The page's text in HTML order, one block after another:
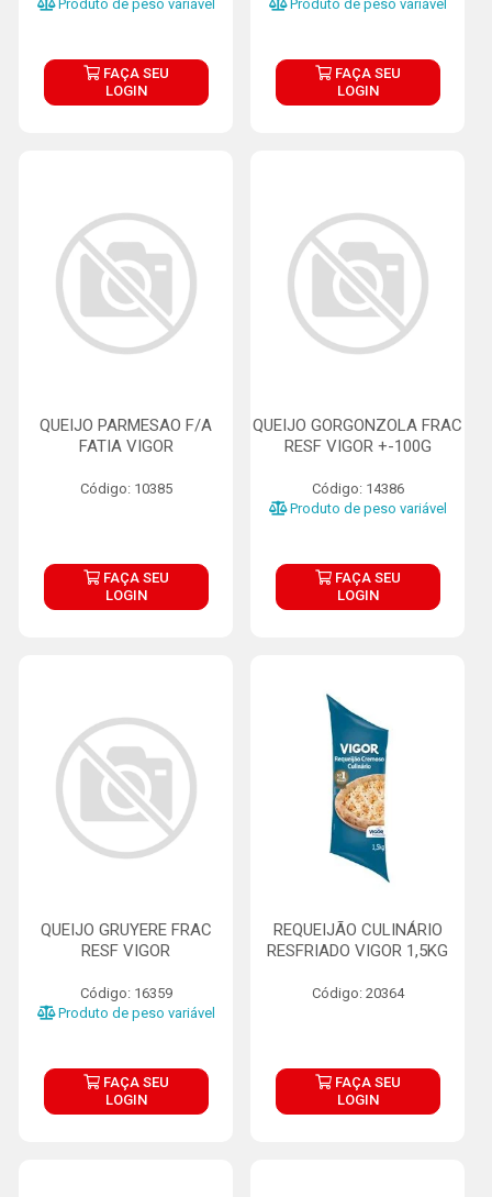
Produto de peso variável
FAÇA SEU
LOGIN
Produto de peso variável
FAÇA SEU
LOGIN
QUEIJO PARMESAO F/A
FATIA VIGOR
Código: 10385
FAÇA SEU
LOGIN
QUEIJO GORGONZOLA FRAC
RESF VIGOR +-100G
Código: 14386
Produto de peso variável
FAÇA SEU
LOGIN
QUEIJO GRUYERE FRAC
RESF VIGOR
Código: 16359
Produto de peso variável
FAÇA SEU
LOGIN
REQUEIJÃO CULINÁRIO
RESFRIADO VIGOR 1,5KG
Código: 20364
FAÇA SEU
LOGIN